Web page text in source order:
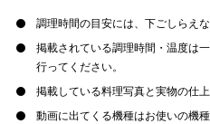
調理時間の目安には、下ごしらえ
掲載されている調理時間・温度は
行ってください。
掲載している料理写真と実物の仕
動画に出てくる機種はお使いの機